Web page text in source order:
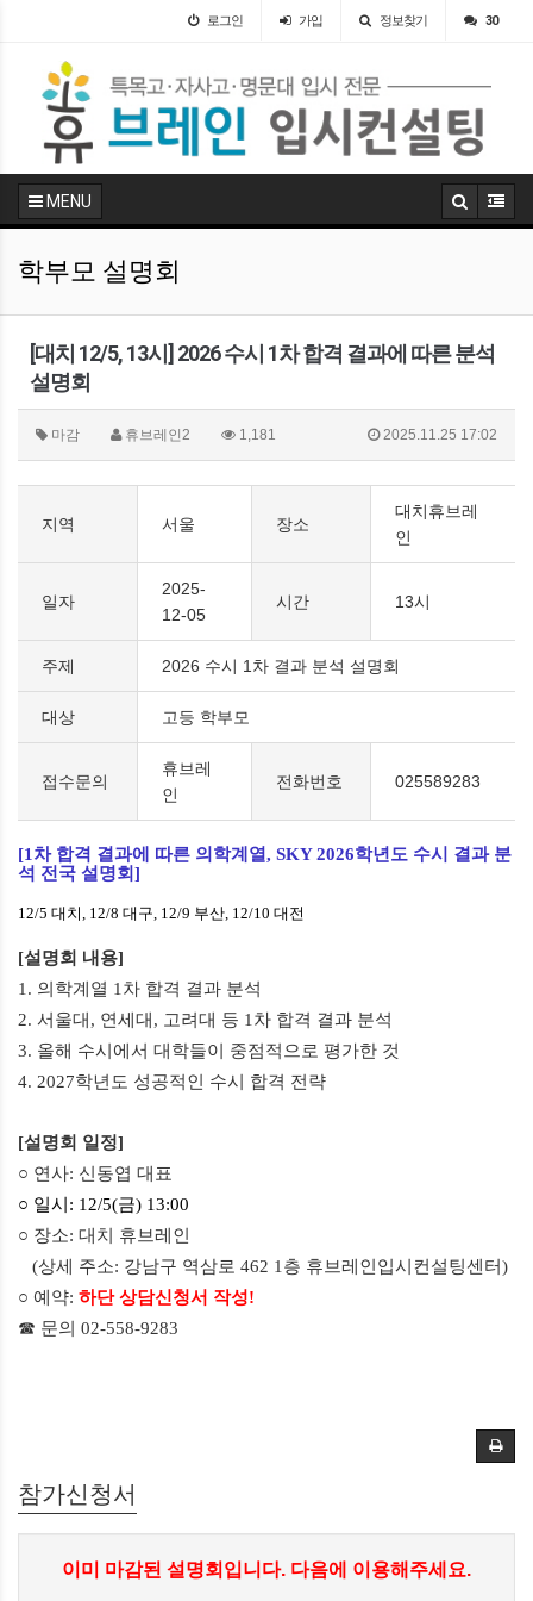
로그인 가입 정보찾기 30
MENU
학부모 설명회
[대치 12/5, 13시] 2026 수시 1차 합격 결과에 따른 분석
설명회
마감 휴브레인2 1,181 2025.11.25 17:02
지역 서울 장소
대치휴브레
인
일자
2025-
12-05
시간 13시
주제 2026 수시 1차 결과 분석 설명회
대상 고등 학부모
접수문의
휴브레
인
전화번호 025589283
[1 차 합격 결과에 따른 의학계열, SKY 2026학년도 수시 결과 분
석 전국 설명회]
12/5 대치, 12/8 대구, 12/9 부산, 12/10 대전
[설명회 내용]
1. 의학계열 1 차 합격 결과 분석
2. 서울대 , 연세대 , 고려대 등 1 차 합격 결과 분석
3. 올해 수시에서 대학들이 중점적으로 평가한 것
4. 2027학년도 성공적인 수시 합격 전략
[설명회 일정]
○ 연사: 신동엽 대표
○ 일시 : 12/5(금) 13:00
○ 장소: 대치 휴브레인
(상세 주소: 강남구 역삼로 462 1층 휴브레인입시컨설팅센터)
○ 예약: 하단 상담신청서 작성!
☎ 문의 02-558-9283
참가신청서
이미 마감된 설명회입니다. 다음에 이용해주세요.